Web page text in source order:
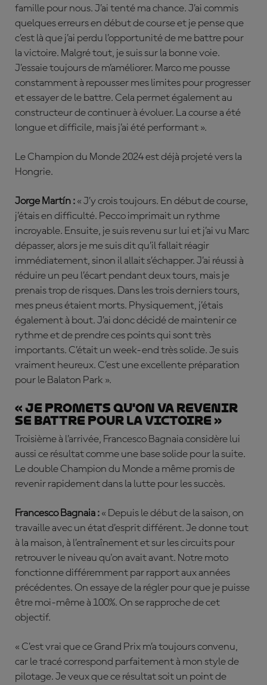
famille pour nous. J’ai tenté ma chance. J’ai commis
quelques erreurs en début de course et je pense que
c’est là que j’ai perdu l’opportunité de me battre pour
la victoire. Malgré tout, je suis sur la bonne voie.
J’essaie toujours de m’améliorer. Marco me pousse
constamment à repousser mes limites pour progresser
et essayer de le battre. Cela permet également au
constructeur de continuer à évoluer. La course a été
longue et difficile, mais j’ai été performant ».
Le Champion du Monde 2024 est déjà projeté vers la
Hongrie.
Jorge Martín : « J’y crois toujours. En début de course,
j’étais en difficulté. Pecco imprimait un rythme
incroyable. Ensuite, je suis revenu sur lui et j’ai vu Marc
dépasser, alors je me suis dit qu’il fallait réagir
immédiatement, sinon il allait s’échapper. J’ai réussi à
réduire un peu l’écart pendant deux tours, mais je
prenais trop de risques. Dans les trois derniers tours,
mes pneus étaient morts. Physiquement, j’étais
également à bout. J’ai donc décidé de maintenir ce
rythme et de prendre ces points qui sont très
importants. C’était un week-end très solide. Je suis
vraiment heureux. C’est une excellente préparation
pour le Balaton Park ».
« Je promets qu'on va revenir
se battre pour la victoire »
Troisième à l’arrivée, Francesco Bagnaia considère lui
aussi ce résultat comme une base solide pour la suite.
Le double Champion du Monde a même promis de
revenir rapidement dans la lutte pour les succès.
Francesco Bagnaia : « Depuis le début de la saison, on
travaille avec un état d’esprit différent. Je donne tout
à la maison, à l’entraînement et sur les circuits pour
retrouver le niveau qu'on avait avant. Notre moto
fonctionne différemment par rapport aux années
précédentes. On essaye de la régler pour que je puisse
être moi-même à 100%. On se rapproche de cet
objectif.
« C’est vrai que ce Grand Prix m’a toujours convenu,
car le tracé correspond parfaitement à mon style de
pilotage. Je veux que ce résultat soit un point de